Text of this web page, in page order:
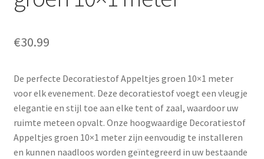
€30.99
De perfecte Decoratiestof Appeltjes groen 10×1 meter
voor elk evenement. Deze decoratiestof voegt een vleugje
elegantie en stijl toe aan elke tent of zaal, waardoor uw
ruimte meteen opvalt. Onze hoogwaardige Decoratiestof
Appeltjes groen 10×1 meter zijn eenvoudig te installeren
en kunnen naadloos worden geïntegreerd in uw bestaande